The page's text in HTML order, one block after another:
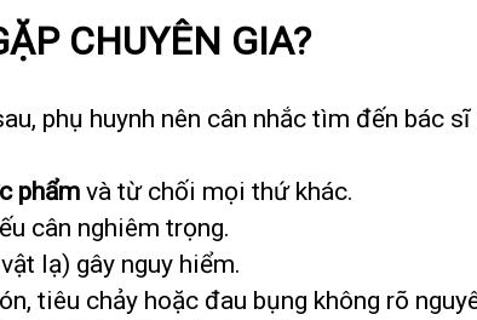
CHUYÊN GIA?
phụ huynh nên cân nhắc tìm đến bác
phẩm và từ chối mọi thứ khác.
cân nghiêm trọng.
lạ) gây nguy hiểm.
tiêu chảy hoặc đau bụng không rõ